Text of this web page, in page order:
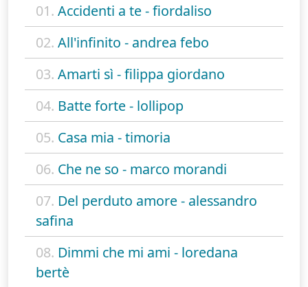
01. Accidenti a te - fiordaliso
02. All'infinito - andrea febo
03. Amarti sì - filippa giordano
04. Batte forte - lollipop
05. Casa mia - timoria
06. Che ne so - marco morandi
07. Del perduto amore - alessandro
safina
08. Dimmi che mi ami - loredana
bertè